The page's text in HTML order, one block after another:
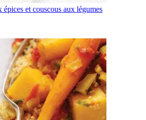
épices et couscous aux légumes